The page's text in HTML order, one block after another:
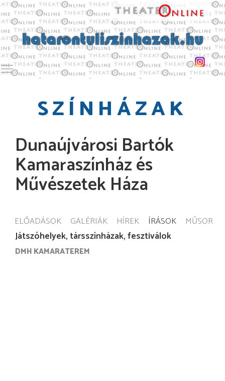
Toggle main menu visibility
SZÍNHÁZAK
Dunaújvárosi Bartók
Kamaraszínház és
Művészetek Háza
ELŐADÁSOK GALÉRIÁK HÍREK ÍRÁSOK MŰSOR
Játszóhelyek, társszínházak, fesztiválok
DMH KAMARATEREM